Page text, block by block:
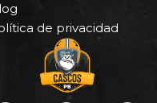
de privacidad